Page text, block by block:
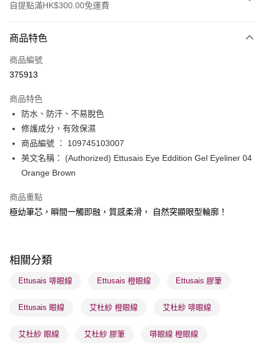
自提點滿HK$300.00免運費
信用卡
Apple Pay
PayMe
WeChat Pay
BoC Pay
順豐自助櫃 - 確認發貨後1-3個工作天送達
每筆HK$65.00，滿HK$300.00或以上免運費
每筆HK$65.00，滿HK$300.00或以上免運費
確認發貨後1-3 工作天送達，訂單將隨機分配至SF順豐速運或京東
每筆HK$65.00，滿HK$300.00或以上免運費
(香港門市) 只顯示可選門市。確認發貨後2-5個工作天到店，3天內
商品特色
商品編號
375913
商品特色
防水、防汗、不易脫色
修護成分，有效保濕
商品編號 ： 109745103007
英文名稱： (Authorized) Ettusais Eye Eddition Gel Eyeliner 04
Orange Brown
商品重點
極幼筆芯，瞬間一觸即融，質感柔滑， 自然突顯眼型輪廓！
相關分類
Ettusais 啡眼線 Ettusais 橙眼線 Ettusais 膠筆
Ettusais 眼線 艾杜紗 橙眼線 艾杜紗 啡眼線
艾杜紗 眼線 艾杜紗 膠筆 啡眼線 橙眼線